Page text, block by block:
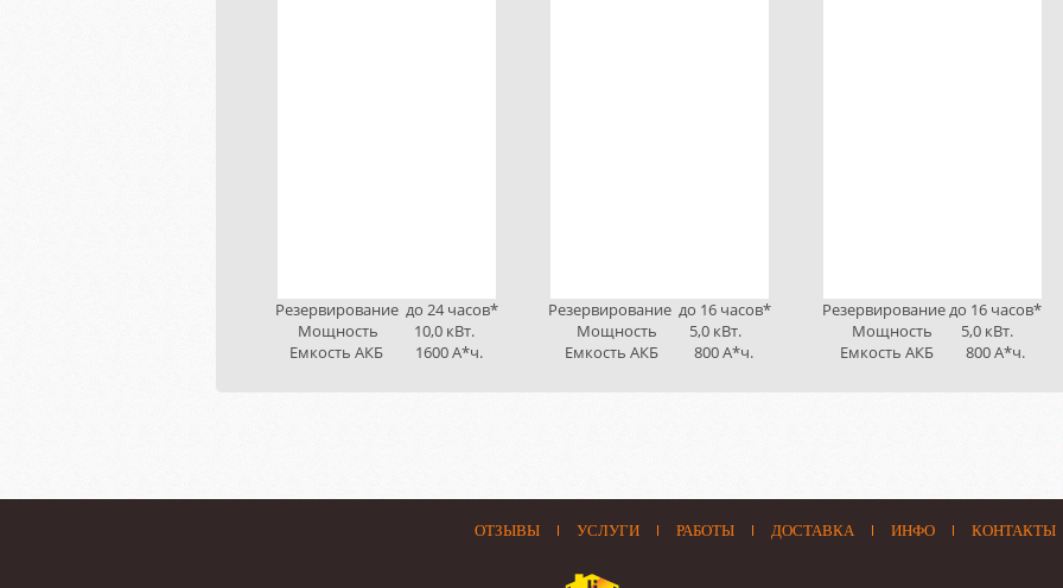
Резервирование до 24 часов*
Мощность 10,0 кВт.
Емкость АКБ 1600 А*ч.
Резервирование до 16 часов*
Мощность 5,0 кВт.
Емкость АКБ 800 А*ч.
Резервирование до 16 часов*
Мощность 5,0 кВт.
Емкость АКБ 800 А*ч.
ОТЗЫВЫ УСЛУГИ РАБОТЫ ДОСТАВКА ИНФО КОНТАКТЫ